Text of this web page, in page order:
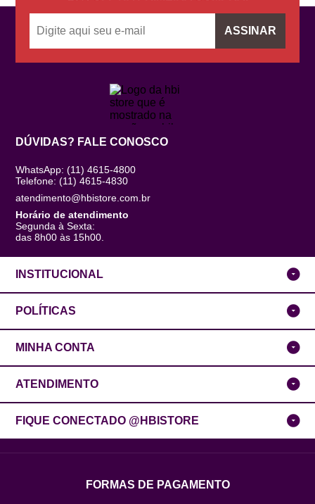
ASSINAR
DÚVIDAS? FALE CONOSCO
WhatsApp: (11) 4615-4800
Telefone: (11) 4615-4830
atendimento@hbistore.com.br
Horário de atendimento
Segunda à Sexta:
das 8h00 às 15h00.
INSTITUCIONAL
POLÍTICAS
MINHA CONTA
ATENDIMENTO
FIQUE CONECTADO @HBISTORE
FORMAS DE PAGAMENTO